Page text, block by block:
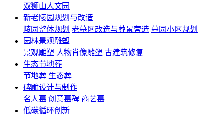
双狮山人文园
新老陵园规划与改造
陵园整体规划 老墓区改造与葬景营造 墓园小区规划
园林景观雕塑
景观雕塑 人物肖像雕塑 古建筑修复
生态节地葬
节地葬 生态葬
碑雕设计与制作
名人墓 创意墓碑 商艺墓
低碳循环创新